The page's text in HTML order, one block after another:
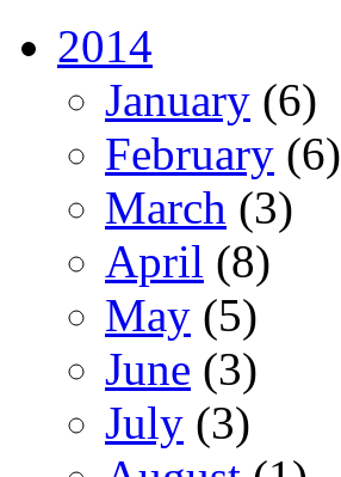
2014
January (6)
February (6)
March (3)
April (8)
May (5)
June (3)
July (3)